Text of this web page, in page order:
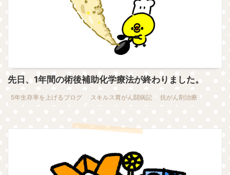
先日、1年間の術後補助化学療法が終わりました。
5年生存率を上げるブログ スキルス胃がん闘病記 抗がん剤治療